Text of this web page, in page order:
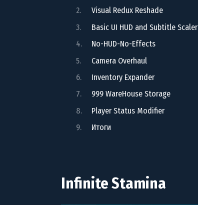
Visual Redux Reshade
Basic UI HUD and Subtitle Scaler
No-HUD-No-Effects
Camera Overhaul
Inventory Expander
999 WareHouse Storage
Player Status Modifier
Итоги
Infinite Stamina